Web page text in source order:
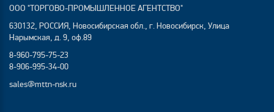
ООО "ТОРГОВО-ПРОМЫШЛЕННОЕ АГЕНТСТВО"
630132, РОССИЯ, Новосибирская обл., г. Новосибирск, Улица
Нарымская, д. 9, оф.89
8-960-795-75-23
8-906-995-34-00
sales@mttn-nsk.ru